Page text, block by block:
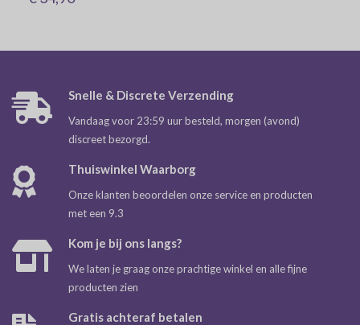
Snelle & Discrete Verzending
Vandaag voor 23:59 uur besteld, morgen (avond)
discreet bezorgd.
Thuiswinkel Waarborg
Onze klanten beoordelen onze service en producten
met een 9.3
Kom je bij ons langs?
We laten je graag onze prachtige winkel en alle fijne
producten zien
Gratis achteraf betalen